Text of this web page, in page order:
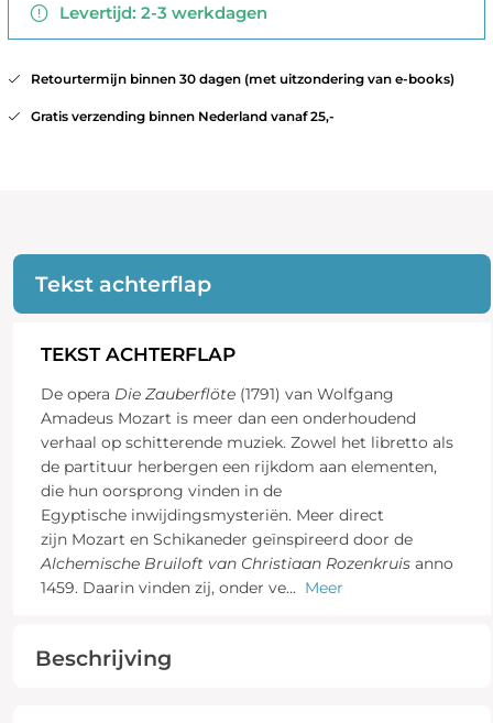
Levertijd: 2-3 werkdagen
Retourtermijn binnen 30 dagen (met uitzondering van e-books)
Gratis verzending binnen Nederland vanaf 25,-
Tekst achterflap
TEKST ACHTERFLAP
De opera Die Zauberflöte(1791) van Wolfgang
Amadeus Mozart is meer dan een onderhoudend
verhaal op schitterende muziek. Zowel het libretto als
de partituur herbergen een rijkdom aan elementen,
die hun oorsprong vinden in de
Egyptische inwijdingsmysteriën. Meer direct
zijn Mozart en Schikaneder geïnspireerd door de
Alchemische Bruiloft van Christiaan Rozenkruisanno
1459. Daarin vinden zij, onder ve... Meer
Beschrijving